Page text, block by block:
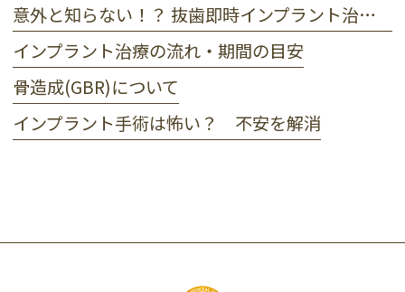
意外と知らない！？ 抜歯即時インプラント治療のメリット・デメリット
インプラント治療の流れ・期間の目安
骨造成(GBR)について
インプラント手術は怖い？ 不安を解消